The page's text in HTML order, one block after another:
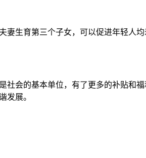
育第三个子女，可以促进年轻人
会的基本单位，有了更多的补贴和
发展。